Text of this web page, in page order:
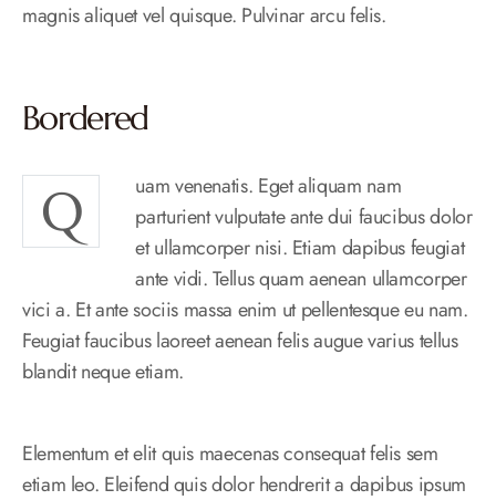
magnis aliquet vel quisque. Pulvinar arcu felis.
Bordered
Q
uam venenatis. Eget aliquam nam
parturient vulputate ante dui faucibus dolor
et ullamcorper nisi. Etiam dapibus feugiat
ante vidi. Tellus quam aenean ullamcorper
vici a. Et ante sociis massa enim ut pellentesque eu nam.
Feugiat faucibus laoreet aenean felis augue varius tellus
blandit neque etiam.
Elementum et elit quis maecenas consequat felis sem
etiam leo. Eleifend quis dolor hendrerit a dapibus ipsum